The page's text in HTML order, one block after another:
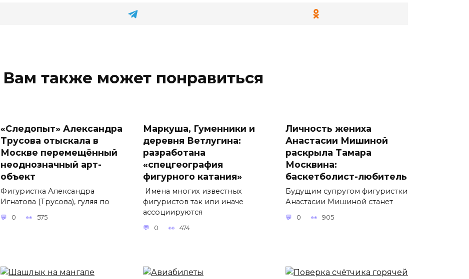
Вам также может понравиться
«Следопыт» Александра
Трусова отыскала в
Москве перемещённый
неоднозначный арт-
объект
Фигуристка Александра
Игнатова (Трусова), гуляя по
0 575
Маркуша, Гуменники и
деревня Ветлугина:
разработана
«спецгеография
фигурного катания»
Имена многих известных
фигуристов так или иначе
ассоциируются
0 474
Личность жениха
Анастасии Мишиной
раскрыла Тамара
Москвина:
баскетболист-любитель
Будущим супругом фигуристки
Анастасии Мишиной станет
0 905